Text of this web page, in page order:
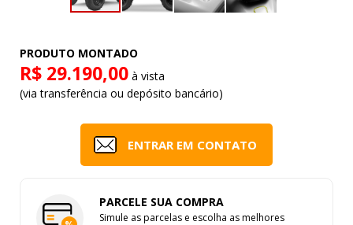
PRODUTO MONTADO
R$ 29.190,00 à vista
(via transferência ou depósito bancário)
ENTRAR EM CONTATO
PARCELE SUA COMPRA
Simule as parcelas e escolha as melhores